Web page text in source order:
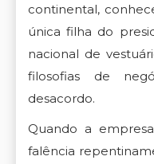
continental,
única filha do
nacional de
filosofias de
desacordo.
Quando a
falência